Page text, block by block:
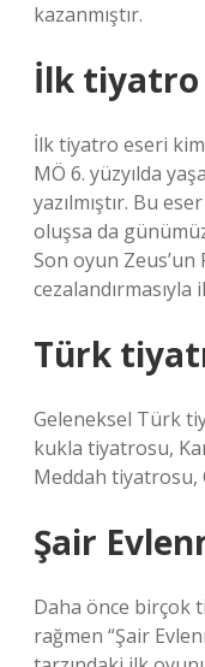
kazanmıştır.
İlk tiyatro
İlk tiyatro eseri
MÖ 6. yüzyılda
yazılmıştır. Bu
oluşsa da
Son oyun Zeus’un
cezalandırmasıyla
Türk
Geleneksel Türk
kukla tiyatrosu,
Meddah tiyatrosu,
Şair
Daha önce birçok
rağmen “Şair